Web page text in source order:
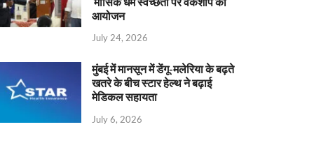
आयोजन
July 24, 2026
मुंबई में मानसून में डेंगू-मलेरिया के बढ़ते
खतरे के बीच स्टार हेल्थ ने बढ़ाई
मेडिकल सहायता
July 6, 2026